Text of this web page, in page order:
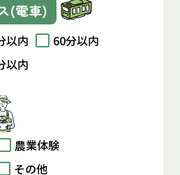
(電車)
以内
60分以内
以内
農業体験
その他